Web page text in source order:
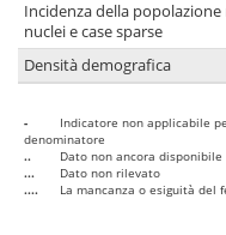
Incidenza della
nuclei e case sparse
Densità demografica
-
Indicatore non applicabile
denominatore
..
Dato non ancora disponibile
...
Dato non rilevato
....
La mancanza o esiguità del